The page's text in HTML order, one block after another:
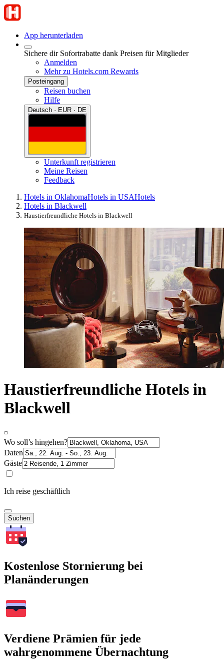
App herunterladen
Sichere dir Sofortrabatte dank Preisen für Mitglieder
Anmelden
Mehr zu Hotels.com Rewards
Posteingang
Reisen buchen
Hilfe
Deutsch · EUR · DE
Unterkunft registrieren
Meine Reisen
Feedback
Hotels in OklahomaHotels in USAHotels
Hotels in Blackwell
Haustierfreundliche Hotels in Blackwell
Haustierfreundliche Hotels in
Blackwell
Wo soll’s hingehen?
Daten
Gäste
Ich reise geschäftlich
Suchen
Kostenlose Stornierung bei
Planänderungen
Verdiene Prämien für jede
wahrgenommene Übernachtung